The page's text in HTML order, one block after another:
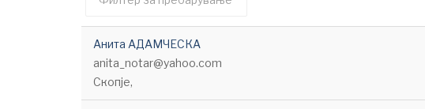
Анита АДАМЧЕСКА
anita_notar@yahoo.com
Скопје,